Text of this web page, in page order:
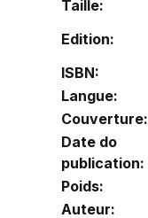
Taille:
Edition:
ISBN:
Langue:
Couverture:
Date do
publication:
Poids:
Auteur: